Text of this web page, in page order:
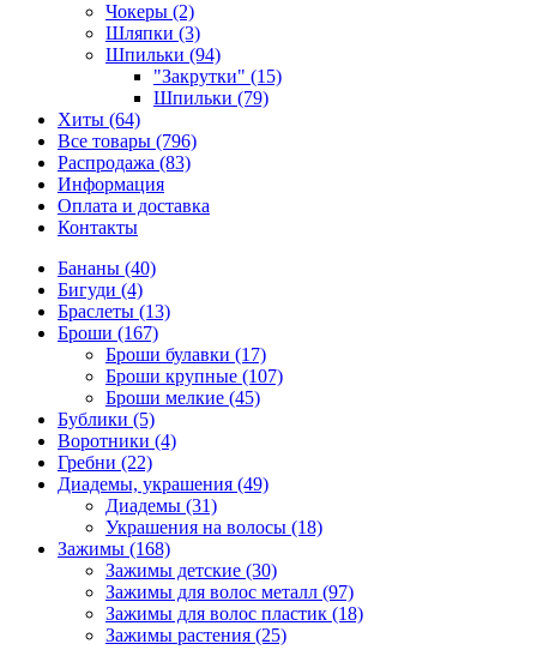
Чокеры (2)
Шляпки (3)
Шпильки (94)
"Закрутки" (15)
Шпильки (79)
Хиты (64)
Все товары (796)
Распродажа (83)
Информация
Оплата и доставка
Контакты
Бананы (40)
Бигуди (4)
Браслеты (13)
Броши (167)
Броши булавки (17)
Броши крупные (107)
Броши мелкие (45)
Бублики (5)
Воротники (4)
Гребни (22)
Диадемы, украшения (49)
Диадемы (31)
Украшения на волосы (18)
Зажимы (168)
Зажимы детские (30)
Зажимы для волос металл (97)
Зажимы для волос пластик (18)
Зажимы растения (25)